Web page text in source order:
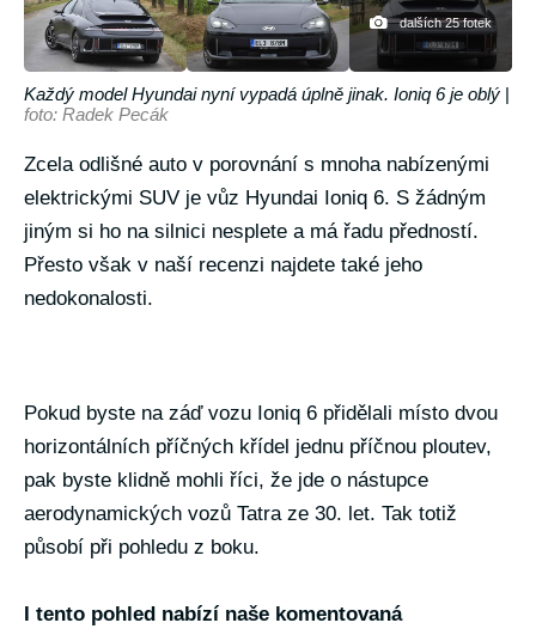
dalších 25 fotek
Každý model Hyundai nyní vypadá úplně jinak. Ioniq 6 je oblý |
foto: Radek Pecák
Zcela odlišné auto v porovnání s mnoha nabízenými
elektrickými SUV je vůz Hyundai Ioniq 6. S žádným
jiným si ho na silnici nesplete a má řadu předností.
Přesto však v naší recenzi najdete také jeho
nedokonalosti.
Pokud byste na záď vozu Ioniq 6 přidělali místo dvou
horizontálních příčných křídel jednu příčnou ploutev,
pak byste klidně mohli říci, že jde o nástupce
aerodynamických vozů Tatra ze 30. let. Tak totiž
působí při pohledu z boku.
I tento pohled nabízí naše komentovaná